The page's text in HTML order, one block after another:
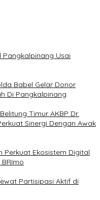
Pangkalpinang Usai
Babel Gelar Donor
Di Pangkalpinang
Timur AKBP Dr.
Sinergi Dengan Awak
Perkuat Ekosistem Digital
Partisipasi Aktif di